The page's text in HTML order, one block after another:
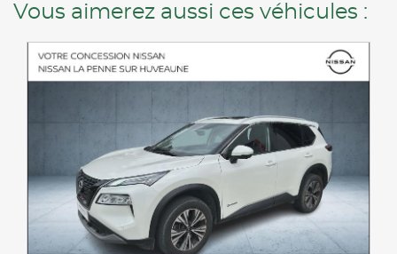
Vous aimerez aussi ces véhicules :